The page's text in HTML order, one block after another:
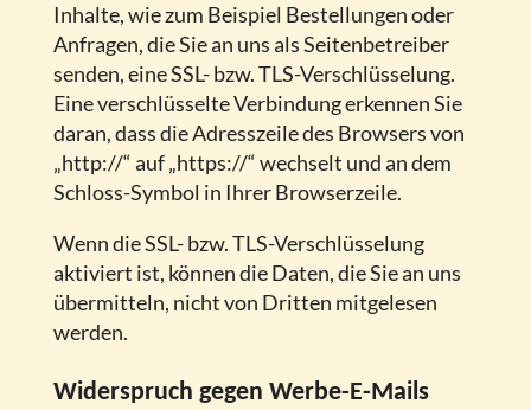
Inhalte, wie zum Beispiel Bestellungen oder
Anfragen, die Sie an uns als Seitenbetreiber
senden, eine SSL- bzw. TLS-Verschlüsselung.
Eine verschlüsselte Verbindung erkennen Sie
daran, dass die Adresszeile des Browsers von
„http://“ auf „https://“ wechselt und an dem
Schloss-Symbol in Ihrer Browserzeile.
Wenn die SSL- bzw. TLS-Verschlüsselung
aktiviert ist, können die Daten, die Sie an uns
übermitteln, nicht von Dritten mitgelesen
werden.
Widerspruch gegen Werbe-E-Mails